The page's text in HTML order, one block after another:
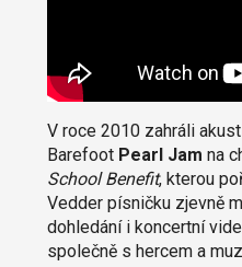
V roce 2010 zahráli
Barefoot Pearl Jam na
School Benefit, kterou
Vedder písničku zjevně
dohledání i koncertní
společně s hercem a